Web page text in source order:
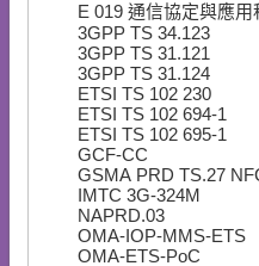
E 019 通信協定與應用
3GPP TS 34.123
3GPP TS 31.121
3GPP TS 31.124
ETSI TS 102 230
ETSI TS 102 694-1
ETSI TS 102 695-1
GCF-CC
GSMA PRD TS.27
IMTC 3G-324M
NAPRD.03
OMA-IOP-MMS-ETS
OMA-ETS-PoC